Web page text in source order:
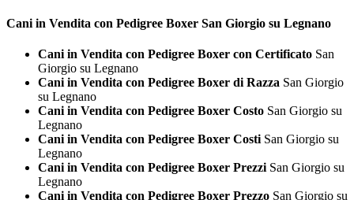
Cani in Vendita con Pedigree Boxer San Giorgio su Legnano
Cani in Vendita con Pedigree Boxer con Certificato San
Giorgio su Legnano
Cani in Vendita con Pedigree Boxer di Razza San Giorgio
su Legnano
Cani in Vendita con Pedigree Boxer Costo San Giorgio su
Legnano
Cani in Vendita con Pedigree Boxer Costi San Giorgio su
Legnano
Cani in Vendita con Pedigree Boxer Prezzi San Giorgio su
Legnano
Cani in Vendita con Pedigree Boxer Prezzo San Giorgio su